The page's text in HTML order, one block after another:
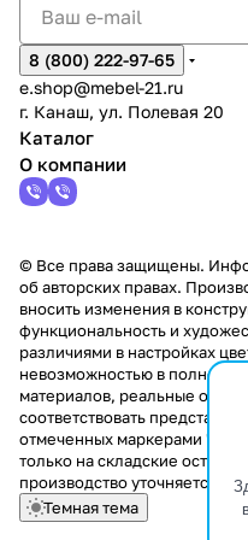
8 (800) 222-97-65
e.shop@mebel-21.ru
г. Канаш, ул. Полевая 20
Каталог
О компании
© Все права защищены.
об авторских правах.
вносить изменения в
функциональность и
различиями в настройках
невозможностью в полной
материалов, реальные
соответствовать
отмеченных маркерами
только на складские
производство уточняется у
Темная тема